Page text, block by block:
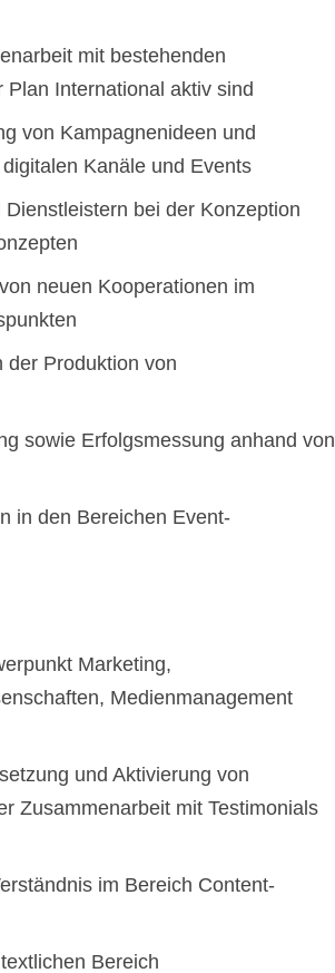
mit bestehenden
International aktiv sind
von Kampagnenideen und
Kanäle und Events
bei der Konzeption
neuen Kooperationen im
der Produktion von
sowie Erfolgsmessung anhand von
in den Bereichen Event-
Marketing,
Medienmanagement
und Aktivierung von
Zusammenarbeit mit Testimonials
im Bereich Content-
Bereich